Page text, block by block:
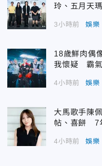
玲、五月天
3小時前 娛樂
18歲鮮肉偶
我懷疑 霸氣
4小時前 娛樂
大馬歌手陳
帖、喜餅 7
4小時前 娛樂